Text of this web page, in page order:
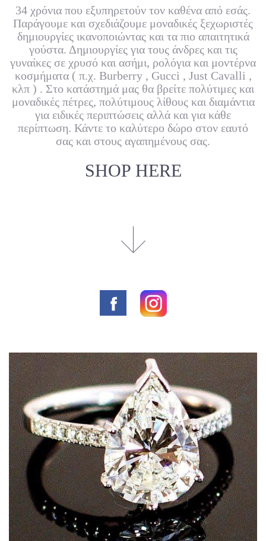
34 χρόνια που εξυπηρετούν τον καθένα από εσάς.
Παράγουμε και σχεδιάζουμε μοναδικές ξεχωριστές
δημιουργίες ικανοποιώντας και τα πιο απαιτητικά
γούστα. Δημιουργίες για τους άνδρες και τις
γυναίκες σε χρυσό και ασήμι, ρολόγια και μοντέρνα
κοσμήματα ( π.χ. Burberry , Gucci , Just Cavalli ,
κλπ ) . Στο κατάστημά μας θα βρείτε πολύτιμες και
μοναδικές πέτρες, πολύτιμους λίθους και διαμάντια
για ειδικές περιπτώσεις αλλά και για κάθε
περίπτωση. Κάντε το καλύτερο δώρο στον εαυτό
σας και στους αγαπημένους σας.
SHOP HERE